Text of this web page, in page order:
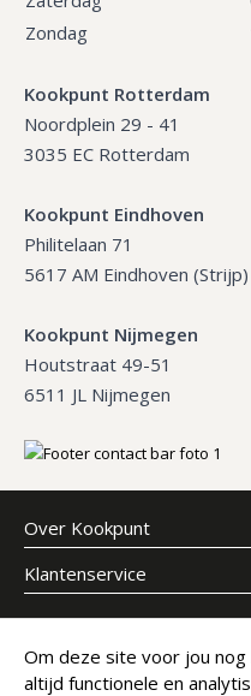
Zondag
Kookpunt Rotterdam
Noordplein 29 - 41
3035 EC Rotterdam
Kookpunt Eindhoven
Philitelaan 71
5617 AM Eindhoven (Strijp)
Kookpunt Nijmegen
Houtstraat 49-51
6511 JL Nijmegen
Over Kookpunt
Klantenservice
Meld je aan voor onze
E-mailadres
Om deze site voor jou
altijd functionele en